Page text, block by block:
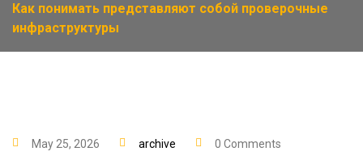
Как понимать представляют собой проверочные
инфраструктуры
May 25, 2026 archive 0 Comments